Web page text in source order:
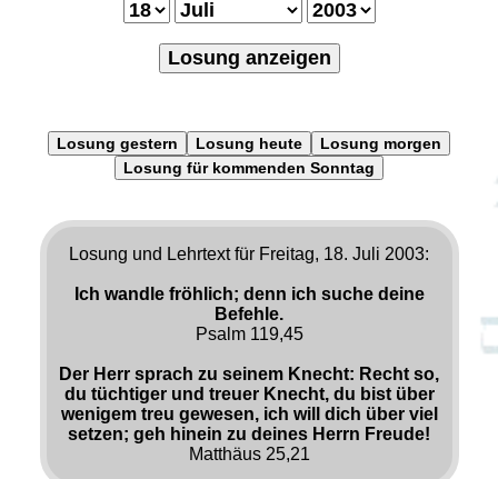
Losung anzeigen
Losung gestern Losung heute
Losung morgen
Losung für kommenden Sonntag
Losung und Lehrtext für Freitag, 18. Juli 2003:
Ich wandle fröhlich; denn ich suche deine
Befehle.
Psalm 119,45
Der Herr sprach zu seinem Knecht: Recht so,
du tüchtiger und treuer Knecht, du bist über
wenigem treu gewesen, ich will dich über viel
setzen; geh hinein zu deines Herrn Freude!
Matthäus 25,21